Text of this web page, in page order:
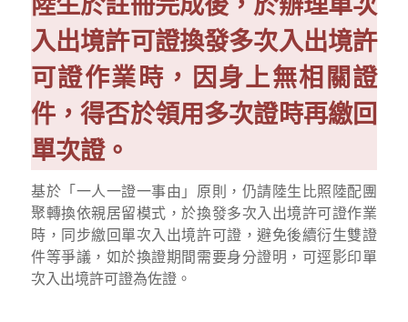
入出境許可證換發多次入出境許
可證作業時，因身上無相關證
件，得否於領用多次證時再繳回
單次證。
基於「一人一證一事由」原則，仍請陸生比照陸配團
聚轉換依親居留模式，於換發多次入出境許可證作業
時，同步繳回單次入出境許可證，避免後續衍生雙證
件等爭議，如於換證期間需要身分證明，可逕影印單
次入出境許可證為佐證。